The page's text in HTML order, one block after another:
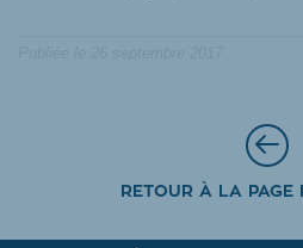
RETOUR À LA PAGE